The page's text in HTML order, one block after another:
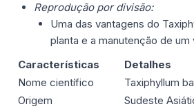
Reprodução por divisão:
Uma das vantagens do
planta e a manutenção de
Características
Detalhes
Nome científico
Taxiphyllum
Origem
Sudeste